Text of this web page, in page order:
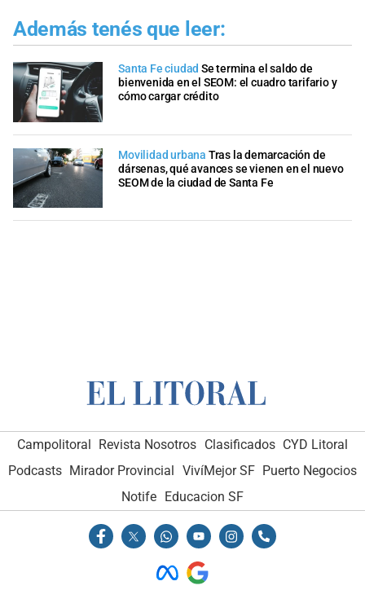
Además tenés que leer:
Santa Fe ciudad Se termina el saldo de
bienvenida en el SEOM: el cuadro tarifario y
cómo cargar crédito
Movilidad urbana Tras la demarcación de
dársenas, qué avances se vienen en el nuevo
SEOM de la ciudad de Santa Fe
Campolitoral Revista Nosotros Clasificados CYD Litoral
Podcasts Mirador Provincial VivíMejor SF Puerto Negocios
Notife Educacion SF